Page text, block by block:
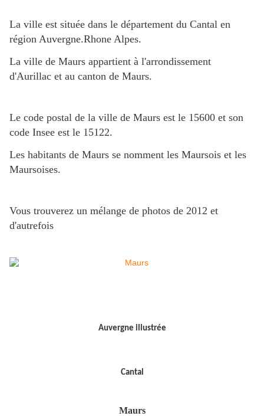
La ville est située dans le département du Cantal en
région Auvergne.Rhone Alpes.
La ville de Maurs appartient à l'arrondissement
d'Aurillac et au canton de Maurs.
Le code postal de la ville de Maurs est le 15600 et son
code Insee est le 15122.
Les habitants de Maurs se nomment les Maursois et les
Maursoises.
Vous trouverez un mélange de photos de 2012 et
d'autrefois
Auvergne illustrée
Cantal
Maurs